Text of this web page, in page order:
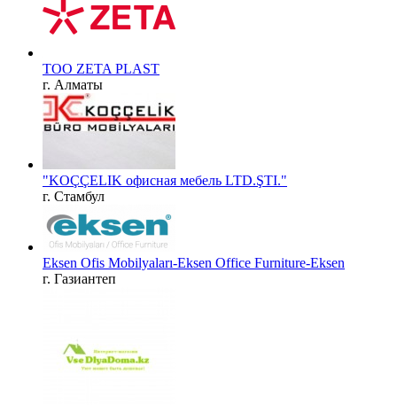
ТОО ZETA PLAST
г. Алматы
"KOÇÇELIK офисная мебель LTD.ŞTI."
г. Стамбул
Eksen Ofis Mobilyaları-Eksen Office Furniture-Eksen
г. Газиантеп